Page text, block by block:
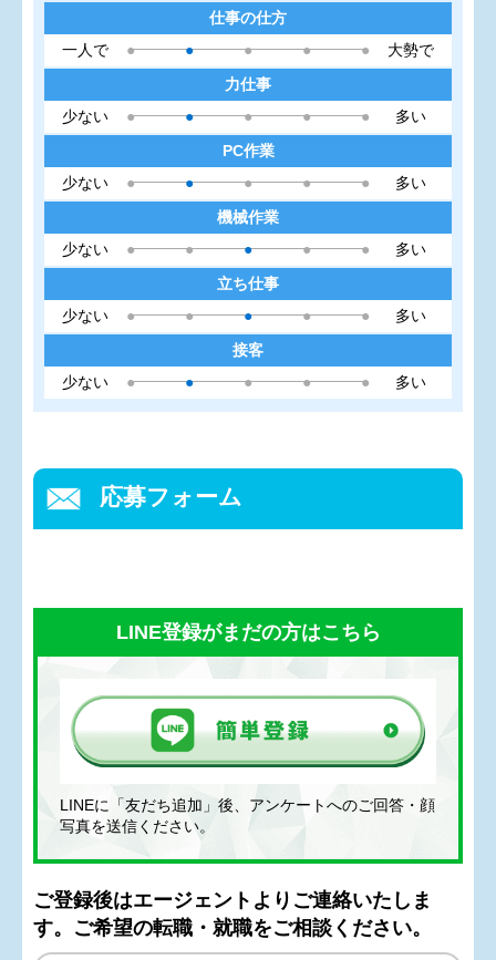
仕事の仕方
一人で
● ● ● ● ● 大勢で
力仕事
少ない
● ● ● ● ● 多い
PC作業
少ない
● ● ● ● ● 多い
機械作業
少ない
● ● ● ● ● 多い
立ち仕事
少ない
● ● ● ● ● 多い
接客
少ない
● ● ● ● ● 多い
応募フォーム
LINE登録がまだの方はこちら
LINEに「友だち追加」後、アンケートへのご回答・顔
写真を送信ください。
ご登録後はエージェントよりご連絡いたしま
す。ご希望の転職・就職をご相談ください。